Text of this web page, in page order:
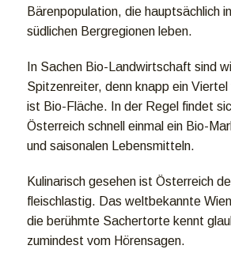
Bärenpopulation, die hauptsächlich
südlichen Bergregionen leben.
In Sachen Bio-Landwirtschaft sind
Spitzenreiter, denn knapp ein
ist Bio-Fläche. In der Regel findet
Österreich schnell einmal ein Bio-
und saisonalen Lebensmitteln.
Kulinarisch gesehen ist Österreich
fleischlastig. Das weltbekannte
die berühmte Sachertorte kennt
zumindest vom Hörensagen.